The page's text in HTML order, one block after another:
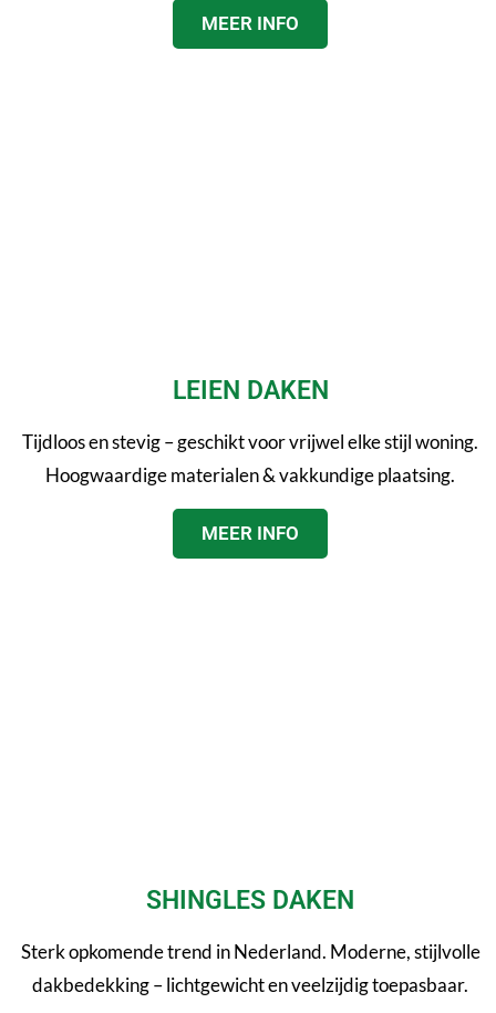
MEER INFO
LEIEN DAKEN
Tijdloos en stevig – geschikt voor vrijwel elke stijl woning.
Hoogwaardige materialen & vakkundige plaatsing.
MEER INFO
SHINGLES DAKEN
Sterk opkomende trend in Nederland. Moderne, stijlvolle
dakbedekking – lichtgewicht en veelzijdig toepasbaar.